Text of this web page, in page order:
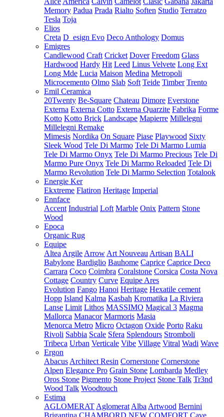
Memory Padua Prada Rialto Soften Studio Terratzo
Tesla Toja
Elios
Creta D_esign Evo Deco Anthology Domus
Emigres
Candlewood Craft Cricket Dover Freedom Glass
Hardwood Hardy Hit Leed Linus Velvete Long Ext
Long Mde Lucia Maison Medina Metropoli
Microcemento Olmo Slab Soft Teide Timber Trento
Emil Ceramica
20Twenty Be-Square Chateau Dimore Everstone
Externa Externa Cotto Externa Quarzite Fabrika Forme
Kotto Kotto Brick Landscape Mapierre Millelegni
Millelegni Remake
Mimesis Nordika On Square Piase Playwood Sixty
Sleek Wood Tele Di Marmo Tele Di Marmo Lumia
Tele Di Marmo Onyx Tele Di Marmo Precious Tele Di
Marmo Pure Onyx Tele Di Marmo Reloaded Tele Di
Marmo Revolution Tele Di Marmo Selection Totalook
Energie Ker
Ekxtreme Flatiron Heritage Imperial
Ennface
Accent Industrial Loft Marble Onix Pattern Stone
Wood
Epoca
Organic Rug
Equipe
Altea Argile Arrow Art Nouveau Artisan BALI
Babylone Bardiglio Bauhome Caprice Caprice Deco
Carrara Coco Coimbra Coralstone Corsica Costa Nova
Cottage Country Curve Equipe Ares
Evolution Fango Hanoi Heritage Hexatile cement
Hopp Island Kalma Kasbah Kromatika La Riviera
Lanse Limit Lithos MASSIMO Magical 3 Magma
Mallorca Manacor Marmoris Masia
Menorca Metro Micro Octagon Oxide Porto Raku
Rivoli Sabbia Scale Sfera Splendours Stromboli
Tribeca Urban Verticale Vibe Village Vitral Wadi Wave
Ergon
Abacus Architect Resin Cornerstone Cornerstone
Alpen Elegance Pro Grain Stone Lombarda Medley
Oros Stone Pigmento Stone Project Stone Talk Tr3nd
Wood Talk Woodtouch
Estima
AGLOMERAT Aglomerat Alba Artwood Bernini